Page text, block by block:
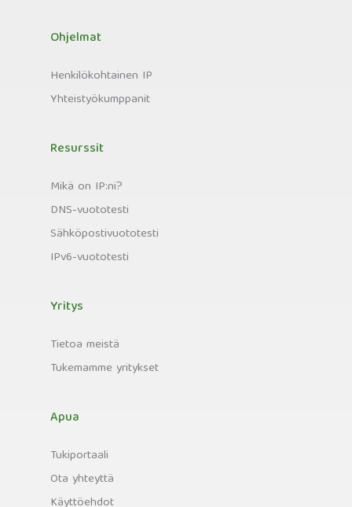
Ohjelmat
Henkilökohtainen IP
Yhteistyökumppanit
Resurssit
Mikä on IP:ni?
DNS-vuototesti
Sähköpostivuototesti
IPv6-vuototesti
Yritys
Tietoa meistä
Tukemamme yritykset
Apua
Tukiportaali
Ota yhteyttä
Käyttöehdot